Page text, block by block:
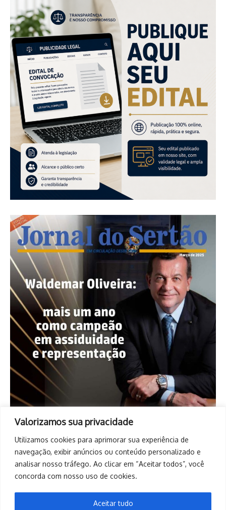
Valorizamos sua privacidade
Utilizamos cookies para aprimorar sua experiência de
navegação, exibir anúncios ou conteúdo personalizado e
analisar nosso tráfego. Ao clicar em “Aceitar todos”, você
concorda com nosso uso de cookies.
Aceitar tudo